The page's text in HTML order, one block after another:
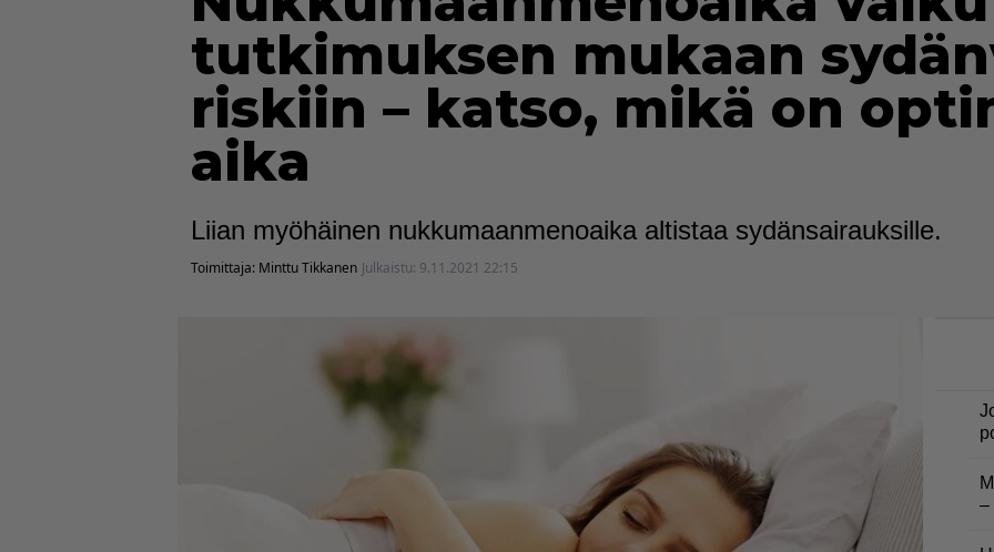
tutkimuksen mukaan
riskiin – katso, mikä on
aika
Liian myöhäinen nukkumaanmenoaika altistaa sydänsairauksille.
Toimittaja: Minttu Tikkanen Julkaistu: 9.11.2021 22:15
–